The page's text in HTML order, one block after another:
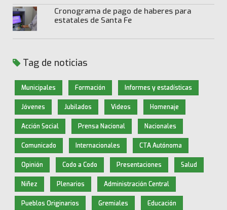
Cronograma de pago de haberes para
estatales de Santa Fe
Tag de noticias
Municipales Formación Informes y estadísticas
Jóvenes Jubilados Videos Homenaje
Acción Social Prensa Nacional Nacionales
Comunicado Internacionales CTA Autónoma
Opinión Codo a Codo Presentaciones Salud
Niñez Plenarios Administración Central
Pueblos Originarios Gremiales Educación